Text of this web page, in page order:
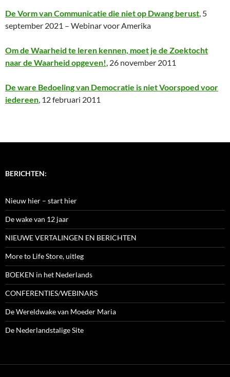
De Vorm van Communicatie die niet op Dwang berust, 5
september 2021 – Webinar voor Amerika
Om de Waarheid te leren kennen, moet je de Zoektocht
naar de Waarheid opgeven!, 26 november 2011
De ware Bedoeling van Democratie is niet Voorspoed voor
iedereen, 12 februari 2011
BERICHTEN:
Nieuw hier – start hier
De wake van 12 jaar
NIEUWE VERTALINGEN EN BERICHTEN
More to Life Store, uitleg
BOEKEN in het Nederlands
CONFERENTIES/WEBINARS
De Wereldwake van Moeder Maria
De Nederlandstalige Site